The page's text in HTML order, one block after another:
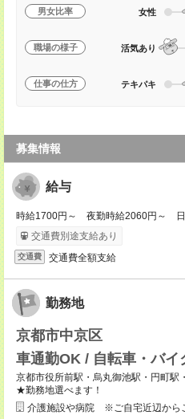
男女比率 女性
職場の様子 活気あり
仕事の仕方 テキパキ
募集情報
給与
時給1700円～ 夜勤時給2060円～ 日
交通費別途支給あり
交通費 交通費全額支給
勤務地
京都市中京区
車通勤OK / 自転車・バイ
京都市役所前駅・烏丸御池駅・円町
★勤務地選べます！
介護施設や病院 ※ご自宅近辺から